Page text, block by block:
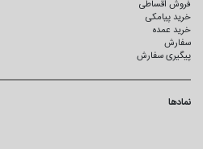
فروش اقساطی
خرید پیامکی
خرید عمده
سفارش
پیگیری سفارش
نمادها